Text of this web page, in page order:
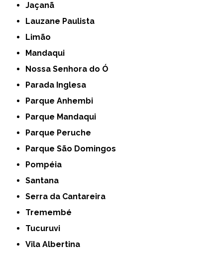
Jaçanã
Lauzane Paulista
Limão
Mandaqui
Nossa Senhora do Ó
Parada Inglesa
Parque Anhembi
Parque Mandaqui
Parque Peruche
Parque São Domingos
Pompéia
Santana
Serra da Cantareira
Tremembé
Tucuruvi
Vila Albertina